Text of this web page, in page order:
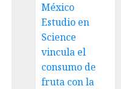
México
Estudio en
Science
vincula el
consumo de
fruta con la